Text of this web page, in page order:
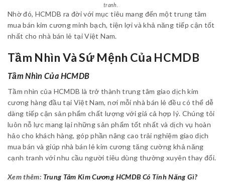
tranh.
Nhờ đó, HCMDB ra đời với mục tiêu mang đến một trung tâm
mua bán kim cương minh bạch, tiện lợi và khả năng tiếp cận tốt
nhất cho nhà bán lẻ tại Việt Nam.
Tầm Nhìn Và Sứ Mệnh Của HCMDB
Tầm Nhìn Của HCMDB
Tầm nhìn của HCMDB là trở thành trung tâm giao dịch kim
cương hàng đầu tại Việt Nam, nơi mỗi nhà bán lẻ đều có thể dễ
dàng tiếp cận sản phẩm chất lượng với giá cả hợp lý. Chúng tôi
luôn nỗ lực mang lại những sản phẩm tốt nhất và dịch vụ hoàn
hảo cho khách hàng, góp phần nâng cao trải nghiệm giao dịch
mua bán và giúp nhà bán lẻ kim cương tăng cường khả năng
cạnh tranh với nhu cầu người tiêu dùng thường xuyên thay đổi.
Xem thêm: Trung Tâm Kim Cương HCMDB Có Tính Năng Gì?